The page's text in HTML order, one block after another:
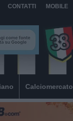
CONTATTI MOBILE
Calciomercato